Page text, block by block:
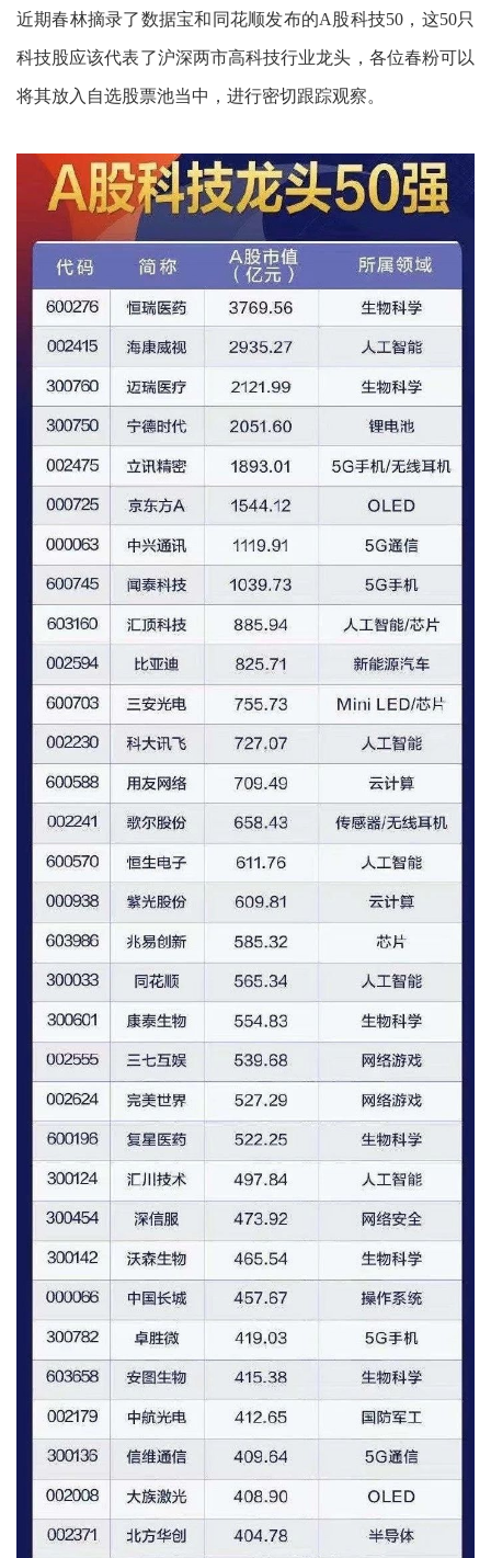
近期春林摘录了数据宝和同花顺发布的A股科技50，这50只
科技股应该代表了沪深两市高科技行业龙头，各位春粉可以
将其放入自选股票池当中，进行密切跟踪观察。